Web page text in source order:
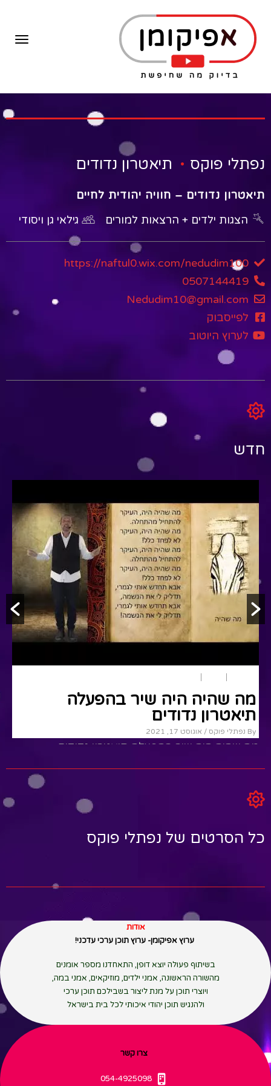
נפתלי פוקס . תיאטרון נדודים
תיאטרון נדודים – חוויה יהודית לחיים
הצגות ילדים + הרצאות למורים
גילאי גן ויסודי
https://naftul0.wix.com/nedudim100
0507144419
Nedudim10@gmail.com
לפייסבוק
לערוץ היוטוב
חדש
מה שהיה היה שיר בהפעלה
תיאטרון נדודים
By נפתלי פוקס / אוגוסט 17, 2021
מה שהיה היה שיר בהפעלה תיאטרון נדודים
כל הסרטים של נפתלי פוקס
אודות
ערוץ אפיקומן- ערוץ תוכן ערכי עדכני!
בשיתוף פעולה יוצא דופן, התאחדנו מספר אומנים
מהשורה הראשונה, אמני ילדים, מוזיקאים, אמני במה,
ויוצרי תוכן על מנת ליצור בשבילכם תוכן ערכי
ולהנגיש תוכן יהודי איכותי לכל בית בישראל
צרו קשר
054-4925098